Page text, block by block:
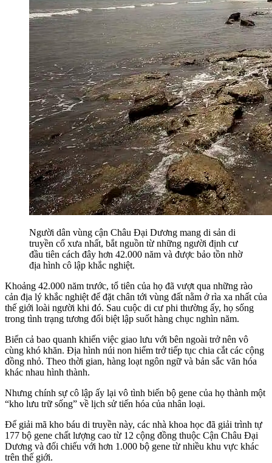
Người dân vùng cận Châu Đại Dương mang di sản di
truyền cổ xưa nhất, bắt nguồn từ những người định cư
đầu tiên cách đây hơn 42.000 năm và được bảo tồn nhờ
địa hình cô lập khắc nghiệt.
Khoảng 42.000 năm trước, tổ tiên của họ đã vượt qua những rào
cản địa lý khắc nghiệt để đặt chân tới vùng đất nằm ở rìa xa nhất của
thế giới loài người khi đó. Sau cuộc di cư phi thường ấy, họ sống
trong tình trạng tương đối biệt lập suốt hàng chục nghìn năm.
Biển cả bao quanh khiến việc giao lưu với bên ngoài trở nên vô
cùng khó khăn. Địa hình núi non hiểm trở tiếp tục chia cắt các cộng
đồng nhỏ. Theo thời gian, hàng loạt ngôn ngữ và bản sắc văn hóa
khác nhau hình thành.
Nhưng chính sự cô lập ấy lại vô tình biến bộ gene của họ thành một
“kho lưu trữ sống” về lịch sử tiến hóa của nhân loại.
Để giải mã kho báu di truyền này, các nhà khoa học đã giải trình tự
177 bộ gene chất lượng cao từ 12 cộng đồng thuộc Cận Châu Đại
Dương và đối chiếu với hơn 1.000 bộ gene từ nhiều khu vực khác
trên thế giới.